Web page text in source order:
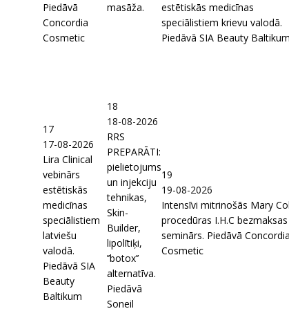
Piedāvā
Concordia
Cosmetic
masāža.
estētiskās medicīnas
speciālistiem krievu valodā.
Piedāvā SIA Beauty
17
17-08-2026
Lira Clinical
vebinārs
estētiskās
medicīnas
speciālistiem
latviešu
valodā.
Piedāvā SIA
Beauty
Baltikum
18
18-08-2026
RRS
PREPARĀTI:
pielietojums
un injekciju
tehnikas,
Skin-
Builder,
lipolītiķi,
’’botox’’
alternatīva.
Piedāvā
Soneil
19
19-08-2026
Intensīvi mitrinošās Mary
procedūras I.H.C bezmaksas
seminārs. Piedāvā
Cosmetic